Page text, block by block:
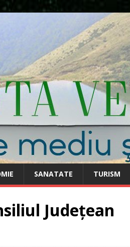
SANATATE TURISM
Județean